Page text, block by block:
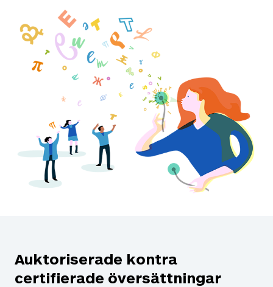
Auktoriserade kontra
certifierade översättningar